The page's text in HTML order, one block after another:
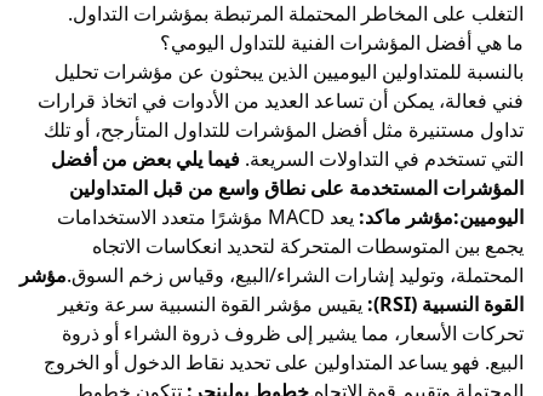
التغلب على المخاطر المحتملة المرتبطة بمؤشرات التداول.
ما هي أفضل المؤشرات الفنية للتداول اليومي؟
بالنسبة للمتداولين اليوميين الذين يبحثون عن مؤشرات تحليل
فني فعالة، يمكن أن تساعد العديد من الأدوات في اتخاذ قرارات
تداول مستنيرة مثل أفضل المؤشرات للتداول المتأرجح، أو تلك
التي تستخدم في التداولات السريعة. فيما يلي بعض من أفضل
المؤشرات المستخدمة على نطاق واسع من قبل المتداولين
اليوميين:مؤشر ماكد:
يعد MACD مؤشرًا متعدد الاستخدامات
يجمع بين المتوسطات المتحركة لتحديد انعكاسات الاتجاه
المحتملة، وتوليد إشارات الشراء/البيع، وقياس زخم السوق.مؤشر
القوة النسبية (RSI):
يقيس مؤشر القوة النسبية سرعة وتغير
تحركات الأسعار، مما يشير إلى ظروف ذروة الشراء أو ذروة
البيع. فهو يساعد المتداولين على تحديد نقاط الدخول أو الخروج